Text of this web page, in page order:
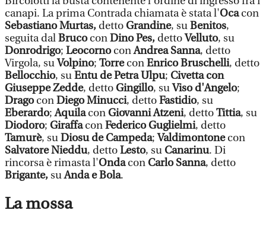
canapi. La prima Contrada chiamata è stata l'Ocacon
Sebastiano Murtas, dettoGrandine, suBenitos,
seguita dalBrucoconDino Pes, dettoVelluto, su
Donrodrigo; LeocornoconAndrea Sanna, detto
Virgola, suVolpino; TorreconEnrico Bruschelli, detto
Bellocchio, suEntu de Petra Ulpu; Civetta con
Giuseppe Zedde, dettoGingillo, suViso d'Angelo;
DragoconDiego Minucci, dettoFastidio, su
Eberardo;AquilaconGiovanni Atzeni, dettoTittia, su
Diodoro; GiraffaconFederico Guglielmi, detto
Tamurè, suDiosu de Campeda;Valdimontonecon
Salvatore Nieddu, dettoLesto, su Canarinu. Di
rincorsa è rimasta l'Ondacon Carlo Sanna, detto
Brigante,suAnda e Bola.
La mossa